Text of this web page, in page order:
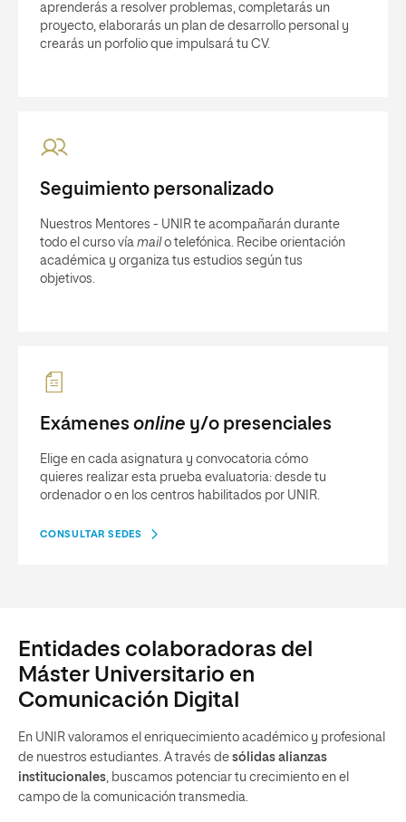
aprenderás a resolver problemas, completarás un
proyecto, elaborarás un plan de desarrollo personal y
crearás un porfolio que impulsará tu CV.
Seguimiento personalizado
Nuestros Mentores - UNIR te acompañarán durante
todo el curso vía mailo telefónica. Recibe orientación
académica y organiza tus estudios según tus
objetivos.
Exámenes online y/o presenciales
Elige en cada asignatura y convocatoria cómo
quieres realizar esta prueba evaluatoria: desde tu
ordenador o en los centros habilitados por UNIR.
CONSULTAR SEDES
Entidades colaboradoras del
Máster Universitario en
Comunicación Digital
En UNIR valoramos el enriquecimiento académico y profesional
de nuestros estudiantes. A través de sólidas alianzas
institucionales , buscamos potenciar tu crecimiento en el
campo de la comunicación transmedia.